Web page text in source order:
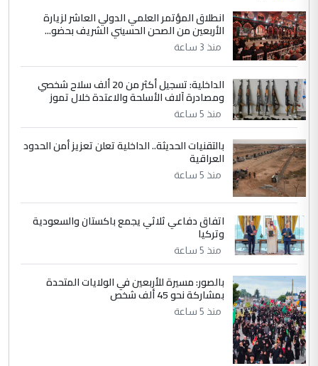
الاستماع للمدير ومغرفة ...
الموضوع :
وزير الصحة يعفي مدير مستشفى الكرخ
العام في بغداد
4 سردار
التعليق : واحد من عصابة علي ماما يسقط
جنسية الرافد الثالث للعراق ومن اصول عريقة
ابا فرات ...
الموضوع :
الجواهري يرد على صدام حسين سل
مضجعيك يابن الزنا (نص كامل)
5 سردار
التعليق : واحد من عصابة علي ماما يسقط
جنسية الرافد الثالث للعراق ومن اصول عريقة
ابا فرات ...
الموضوع :
الجواهري يرد على صدام حسين سل
مضجعيك يابن الزنا (نص كامل)
انطلاق المؤتمر العلمي الدولي العاشر لزيارة
الأربعين من الصحن الحسيني الشريف بحضو...
منذ 3 ساعة
الداخلية: تسجيل أكثر من 20 ألف سلاح شخصي
ومصادرة آلاف الأسلحة والاعتدة خلال تموز
منذ 5 ساعة
بالتقنيات الحديثة.. الداخلية تعلن تعزيز أمن الحدود
العراقية
منذ 5 ساعة
اتفاق دفاعي ثلاثي يجمع باكستان والسعودية
وتركيا
منذ 5 ساعة
بالصور: مسيرة للأربعين في الولايات المتحدة
بمشاركة نحو 45 ألف شخص
منذ 5 ساعة